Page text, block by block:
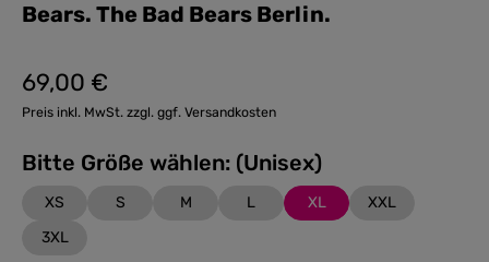
Bears. The Bad Bears Berlin.
Regulärer Preis:
69,00 €
Preis inkl. MwSt. zzgl. ggf. Versandkosten
Bitte Größe wählen: (Unisex)
XS S M L XL
XXL
3XL